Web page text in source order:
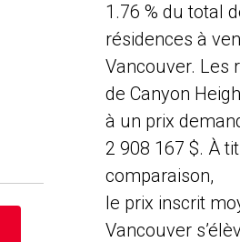
1.76 % du total
résidences à
Vancouver. Les
de Canyon
à un prix
2 908 167 $. À
comparaison,
le prix inscrit
Vancouver